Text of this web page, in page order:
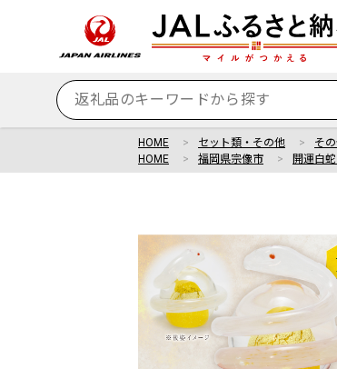
HOME セット類・その他 そ
HOME
福岡県宗像市 開運白